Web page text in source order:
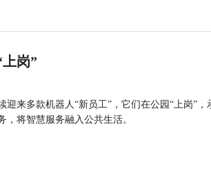
岗”
迎来多款机器人“新员工”，它们在公园“上岗”
将智慧服务融入公共生活。